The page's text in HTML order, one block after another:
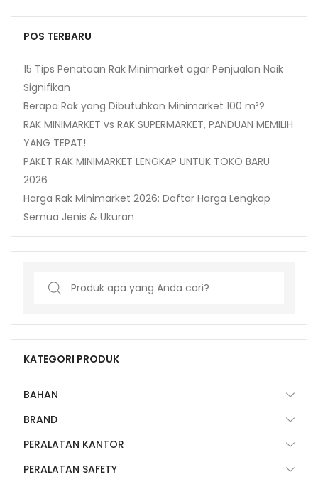
POS TERBARU
15 Tips Penataan Rak Minimarket agar Penjualan Naik
Signifikan
Berapa Rak yang Dibutuhkan Minimarket 100 m²?
RAK MINIMARKET vs RAK SUPERMARKET, PANDUAN MEMILIH
YANG TEPAT!
PAKET RAK MINIMARKET LENGKAP UNTUK TOKO BARU
2026
Harga Rak Minimarket 2026: Daftar Harga Lengkap
Semua Jenis & Ukuran
Search
KATEGORI PRODUK
BAHAN
BRAND
PERALATAN KANTOR
PERALATAN SAFETY